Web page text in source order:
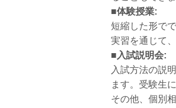
■体験授業:
短縮した形で
実習を通じて
■入試説明会:
入試方法の説
ます。受験生
その他、個別